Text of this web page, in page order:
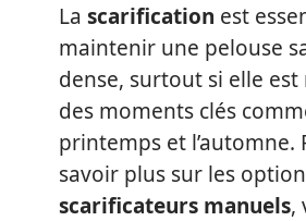
La scarification est
maintenir une pelouse
dense, surtout si elle est
des moments clés
printemps et l’automne.
savoir plus sur les
scarificateurs manuels,